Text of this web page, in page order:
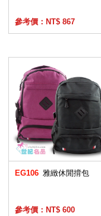
參考價：NT$ 867
EG106 雅緻休閒揹包
參考價：NT$ 600